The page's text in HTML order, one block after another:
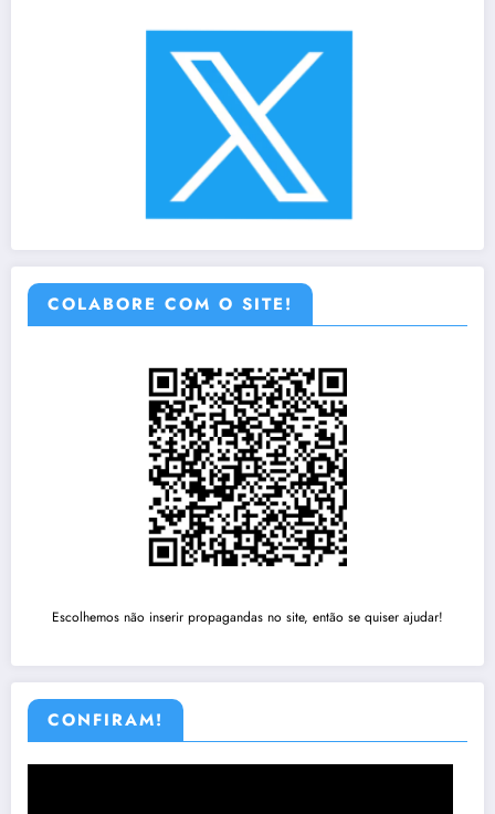
COLABORE COM O SITE!
Escolhemos não inserir propagandas no site, então se quiser ajudar!
CONFIRAM!